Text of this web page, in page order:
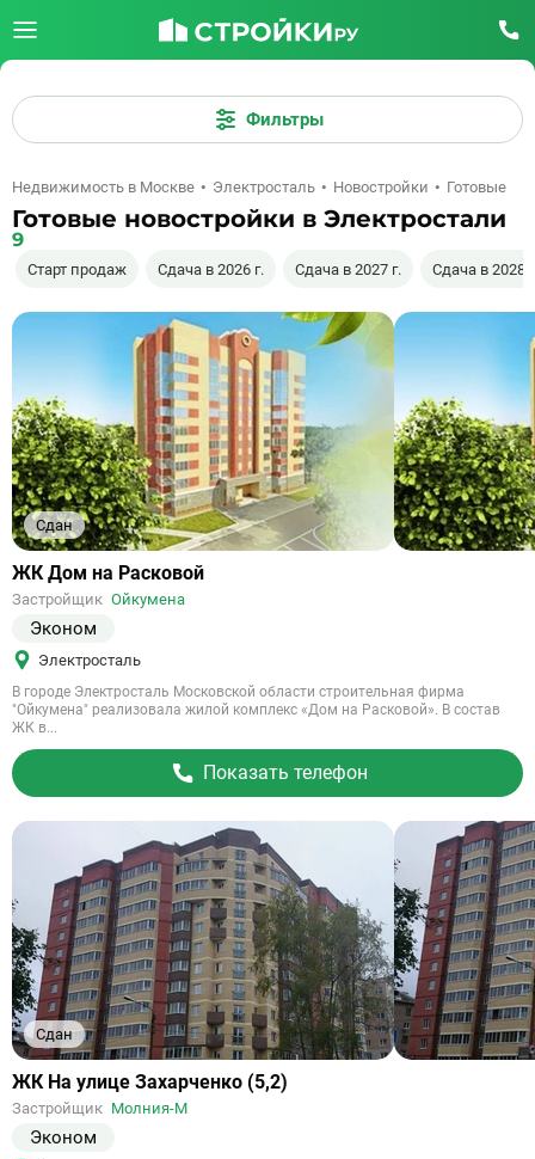
Фильтры
Недвижимость в Москве Электросталь Новостройки Готовые
Готовые новостройки в Электростали
9
Старт продаж Сдача в 2026 г. Сдача в 2027 г. Сдача в 2028
Сдан
Ссылка
объект
ЖК Дом на Расковой
Застройщик Ойкумена
Эконом
Электросталь
В городе Электросталь Московской области строительная фирма
"Ойкумена" реализовала жилой комплекс «Дом на Расковой». В состав
ЖК в...
Показать телефон
Сдан
Ссылка
объект
ЖК На улице Захарченко (5,2)
Застройщик Молния-М
Эконом